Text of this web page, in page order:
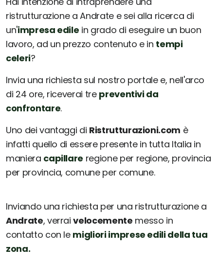
ristrutturazione a Andrate e sei alla ricerca di
un'impresa edile in grado di eseguire un buon
lavoro, ad un prezzo contenuto e in tempi
celeri?
Invia una richiesta sul nostro portale e, nell'arco
di 24 ore, riceverai tre preventivi da
confrontare.
Uno dei vantaggi di Ristrutturazioni.com è
infatti quello di essere presente in tutta Italia in
maniera capillare regione per regione, provincia
per provincia, comune per comune.
Inviando una richiesta per una ristrutturazione a
Andrate, verraivelocemente messo in
contatto con le migliori imprese edili della tua
zona.